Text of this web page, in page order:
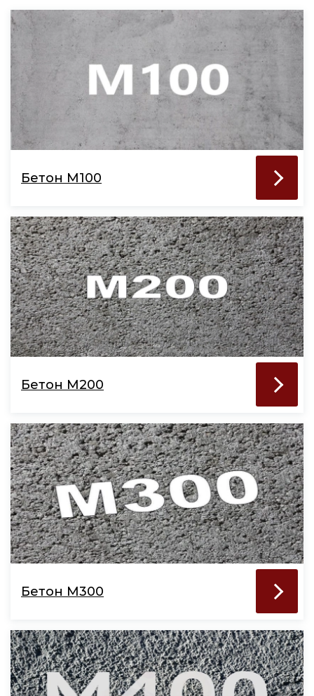
Бетон М100
Бетон М200
Бетон М300